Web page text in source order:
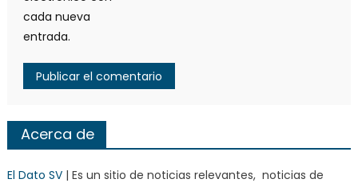
cada nueva
entrada.
Acerca de
El Dato SV| Es un sitio de noticias relevantes, noticias de